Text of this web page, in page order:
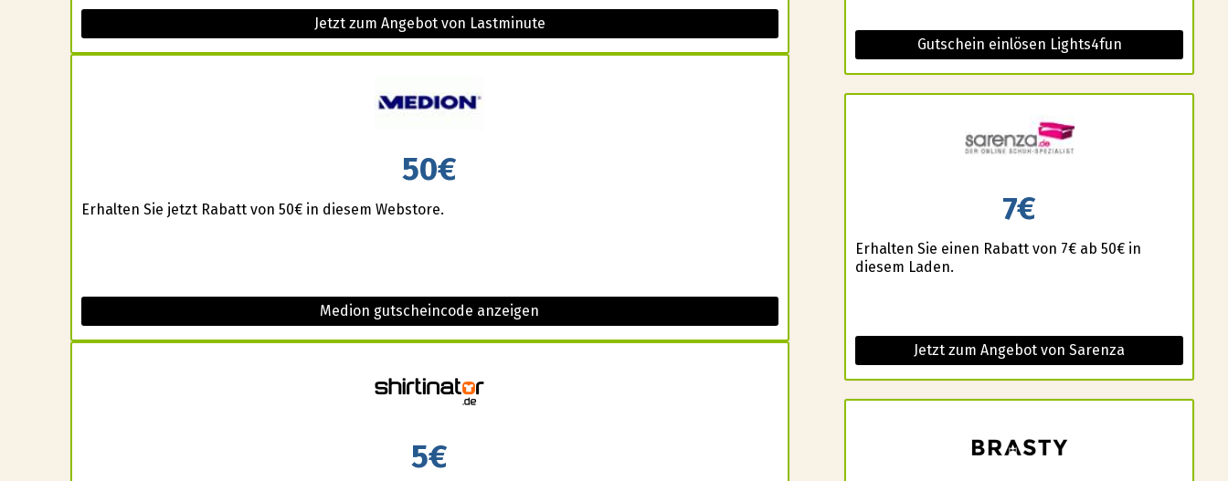
Jetzt zum Angebot von Lastminute
50€
Erhalten Sie jetzt Rabatt von 50€ in diesem Webstore.
Medion gutscheincode anzeigen
5€
Gutschein einlösen Lights4fun
7€
Erhalten Sie einen Rabatt von 7€ ab 50€ in
diesem Laden.
Jetzt zum Angebot von Sarenza